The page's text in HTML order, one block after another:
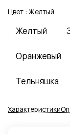
Цвет : Желтый
Желтый
Оранжевый
Тельняшка
Характеристики